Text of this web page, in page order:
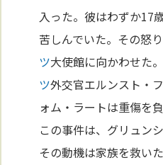
入った。彼はわずか17
苦しんでいた。その怒
ツ大使館に向かわせた
ツ外交官エルンスト・
ォム・ラートは重傷を
この事件は、グリュン
その動機は家族を救い